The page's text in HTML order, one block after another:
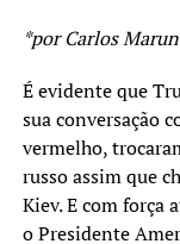
de 90% dos votos
queria a Paz.
Já em Israel as
Rabin voltou e
Convocou uma
assassinado.
*por Carlos Marun
É evidente que
sua conversação
vermelho,
russo assim que
Kiev. E com força
o Presidente